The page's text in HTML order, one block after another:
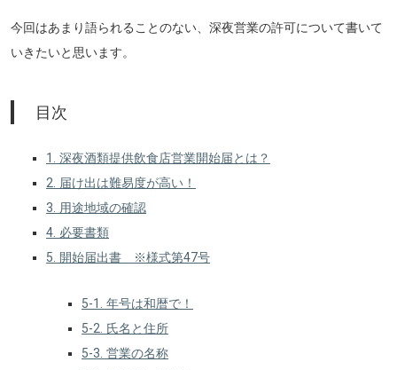
今回はあまり語られることのない、深夜営業の許可について書いて
いきたいと思います。
目次
1. 深夜酒類提供飲食店営業開始届とは？
2. 届け出は難易度が高い！
3. 用途地域の確認
4. 必要書類
5. 開始届出書 ※様式第47号
5-1. 年号は和暦で！
5-2. 氏名と住所
5-3. 営業の名称